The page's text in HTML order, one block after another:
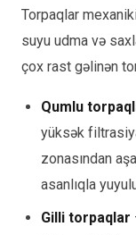
Torpaqlar
suyu udma və
çox rast gəlinən
Qumlu
yüksək
zonasından
asanlıqla
Gilli torpaqlar